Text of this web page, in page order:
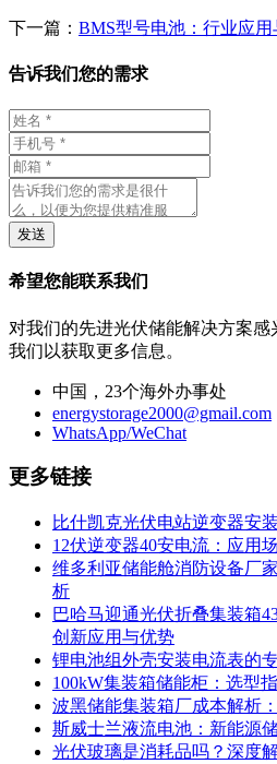
下一篇： BMS型号电池：行业应
告诉我们您的需求
发送
希望您能联系我们
对我们的先进光伏储能解决方案
我们以获取更多信息。
中国，23个海外办事处
energystorage2000@gmail.com
WhatsApp/WeChat
更多链接
比什凯克光伏电站逆变器安装
12伏逆变器40安电流：应用
维多利亚储能舱消防设备厂
析
巴哈马迎通光伏折叠集装箱
创新应用与优势
锂电池组外壳安装电流表的
100kW集装箱储能柜：选型
波黑储能集装箱厂成本解析
斯威士兰液流电池：新能源
光伏玻璃是消耗品吗？深度